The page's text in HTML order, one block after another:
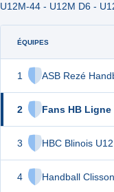
U12M-44 - U12M D6 -
ÉQUIPES
1 ASB Rezé
2 Fans HB Ligne
3 HBC Blinois U12
4 Handball